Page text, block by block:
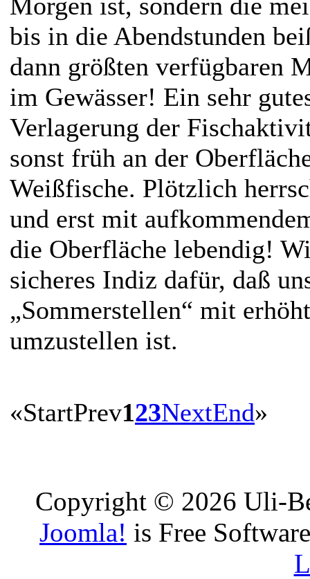
bis in die Abendstunden
dann größten verfügbaren
im Gewässer! Ein sehr
Verlagerung der
sonst früh an der
Weißfische. Plötzlich
und erst mit
die Oberfläche lebendig!
sicheres Indiz dafür, daß
„Sommerstellen“ mit
umzustellen ist.
«StartPrev123NextEnd»
Copyright © 2026 Uli-
Joomla! is Free